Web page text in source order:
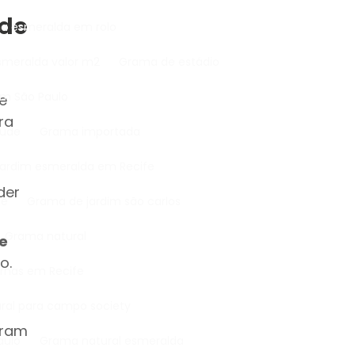
esmeralda em rolo
São Paulo
esmeralda em Recife
em Recife
para campo society